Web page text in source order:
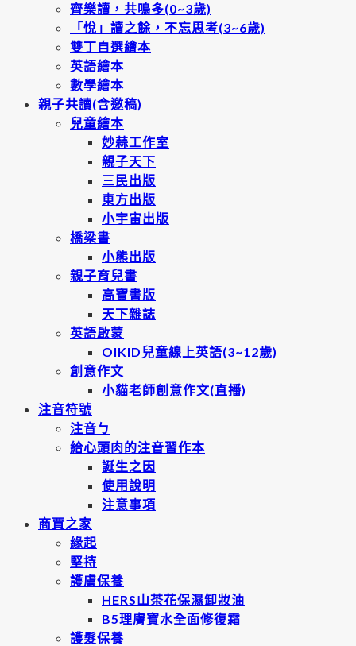
齊樂讀，共鳴多(0~3歲)
「悅」讀之餘，不忘思考(3~6歲)
雙丁自選繪本
英語繪本
數學繪本
親子共讀(含邀稿)
兒童繪本
妙蒜工作室
親子天下
三民出版
東方出版
小宇宙出版
橋梁書
小熊出版
親子育兒書
高寶書版
天下雜誌
英語啟蒙
OIKID兒童線上英語(3~12歲)
創意作文
小貓老師創意作文(直播)
注音符號
注音ㄅ
給心頭肉的注音習作本
誕生之因
使用說明
注意事項
商賈之家
緣起
堅持
護膚保養
HERS山茶花保濕卸妝油
B5理膚寶水全面修復霜
護髮保養